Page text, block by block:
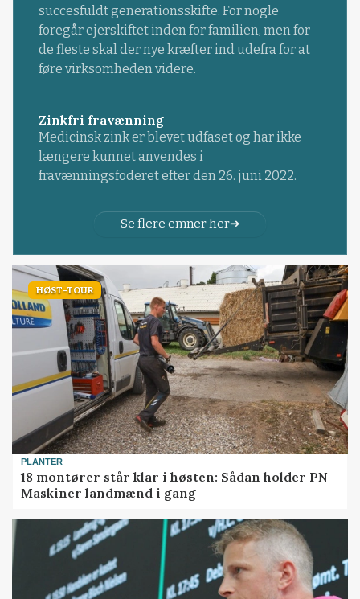
succesfuldt generationsskifte. For nogle
foregår ejerskiftet inden for familien, men for
de fleste skal der nye kræfter ind udefra for at
føre virksomheden videre.
Zinkfri fravænning
Medicinsk zink er blevet udfaset og har ikke
længere kunnet anvendes i
fravænningsfoderet efter den 26. juni 2022.
Se flere emner her
HØST-TOUR
PLANTER
18 montører står klar i høsten: Sådan holder PN
Maskiner landmænd i gang